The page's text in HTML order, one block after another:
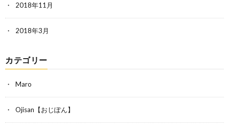
2018年11月
2018年3月
カテゴリー
Maro
Ojisan【おじぽん】